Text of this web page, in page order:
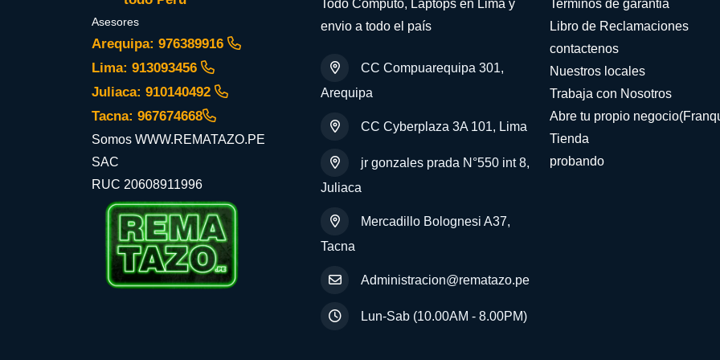
Asesores
Arequipa: 976389916
Lima: 913093456
Juliaca: 910140492
Tacna: 967674668
Somos WWW.REMATAZO.PE
SAC
RUC 20608911996
Todo Computo, Laptops en Lima y
envio a todo el país
CC Compuarequipa 301,
Arequipa
CC Cyberplaza 3A 101, Lima
jr gonzales prada N°550 int 8,
Juliaca
Mercadillo Bolognesi A37,
Tacna
Administracion@rematazo.pe
Lun-Sab (10.00AM - 8.00PM)
Terminos de garantia
Libro de Reclamaciones
contactenos
Nuestros locales
Trabaja con Nosotros
Abre tu propio
Tienda
probando